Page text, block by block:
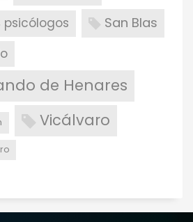
psicólogos San Blas
de Henares
Vicálvaro